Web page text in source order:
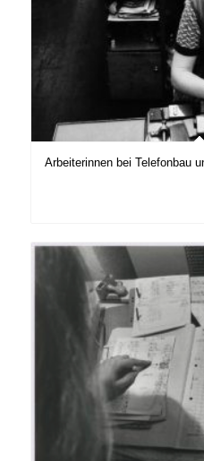
Arbeiterinnen bei Telefonbau